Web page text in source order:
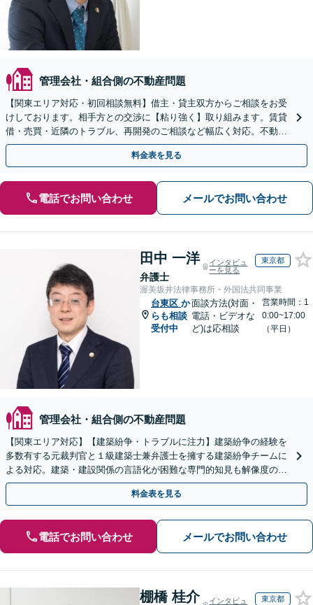
管理会社・組合側の不動産問題
【関東エリア対応・初回相談無料】借主・貸主双方からご相談をお受
けしております。相手方との交渉に【粘り強く】取り組みます。賃貸
借・売買・近隣のトラブル、再開発のご相談など幅広く対応。不動産
問題は複雑化しやすいためお早めに弁護士にご相談ください
料金表を見る
電話でお問い合わせ メールでお問い合わせ
田中 一洋
弁護士
インタビュ
ーを見る
東京都
渥美坂井法律事務所・外国法共同事業
台東区 か
らも相談
受付中
面談方法(対面・
電話・ビデオな
ど)は応相談
営業時間：1
0:00~17:00
（平日）
管理会社・組合側の不動産問題
【関東エリア対応】【建築紛争・トラブルに注力】建築紛争の経験を
多数有する元裁判官と１級建築士兼弁護士を擁する建築紛争チームに
よる対応。建築・建設関係の言語化が困難な専門的知見も解像度の高
い主張・立証に転換し、複雑な建築紛争を決着へ導きます
料金表を見る
電話でお問い合わせ メールでお問い合わせ
棚橋 桂介
インタビュ
東京都